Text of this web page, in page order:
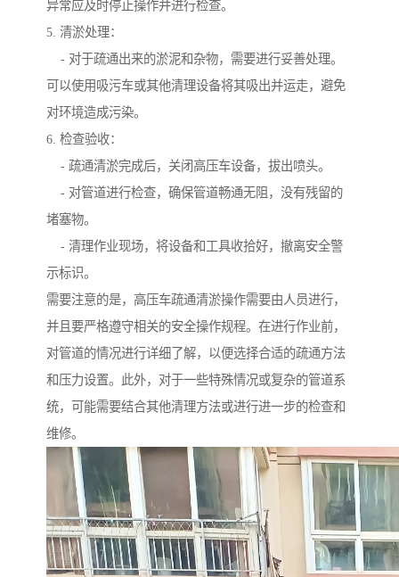
异常应及时停止操作并进行检查。
5. 清淤处理：
- 对于疏通出来的淤泥和杂物，需要进行妥善处理。
可以使用吸污车或其他清理设备将其吸出并运走，避免
对环境造成污染。
6. 检查验收：
- 疏通清淤完成后，关闭高压车设备，拔出喷头。
- 对管道进行检查，确保管道畅通无阻，没有残留的
堵塞物。
- 清理作业现场，将设备和工具收拾好，撤离安全警
示标识。
需要注意的是，高压车疏通清淤操作需要由人员进行，
并且要严格遵守相关的安全操作规程。在进行作业前，
对管道的情况进行详细了解，以便选择合适的疏通方法
和压力设置。此外，对于一些特殊情况或复杂的管道系
统，可能需要结合其他清理方法或进行进一步的检查和
维修。